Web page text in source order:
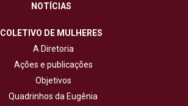
NOTÍCIAS
COLETIVO DE MULHERES
A Diretoria
Ações e publicações
Objetivos
Quadrinhos da Eugênia